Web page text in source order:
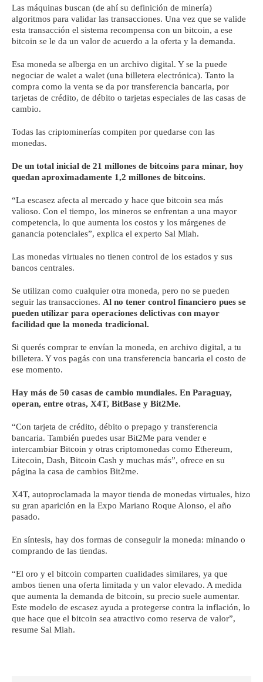
Las máquinas buscan (de ahí su definición de minería)
algoritmos para validar las transacciones. Una vez que se valide
esta transacción el sistema recompensa con un bitcoin, a ese
bitcoin se le da un valor de acuerdo a la oferta y la demanda.
Esa moneda se alberga en un archivo digital. Y se la puede
negociar de walet a walet (una billetera electrónica). Tanto la
compra como la venta se da por transferencia bancaria, por
tarjetas de crédito, de débito o tarjetas especiales de las casas de
cambio.
Todas las criptominerías compiten por quedarse con las
monedas.
De un total inicial de 21 millones de bitcoins para minar, hoy
quedan aproximadamente 1,2 millones de bitcoins.
“La escasez afecta al mercado y hace que bitcoin sea más
valioso. Con el tiempo, los mineros se enfrentan a una mayor
competencia, lo que aumenta los costos y los márgenes de
ganancia potenciales”, explica el experto Sal Miah.
Las monedas virtuales no tienen control de los estados y sus
bancos centrales.
Se utilizan como cualquier otra moneda, pero no se pueden
seguir las transacciones. Al no tener control financiero pues se
pueden utilizar para operaciones delictivas con mayor
facilidad que la moneda tradicional.
Si querés comprar te envían la moneda, en archivo digital, a tu
billetera. Y vos pagás con una transferencia bancaria el costo de
ese momento.
Hay más de 50 casas de cambio mundiales. En Paraguay,
operan, entre otras, X4T, BitBase y Bit2Me.
“Con tarjeta de crédito, débito o prepago y transferencia
bancaria. También puedes usar Bit2Me para vender e
intercambiar Bitcoin y otras criptomonedas como Ethereum,
Litecoin, Dash, Bitcoin Cash y muchas más”, ofrece en su
página la casa de cambios Bit2me.
X4T, autoproclamada la mayor tienda de monedas virtuales, hizo
su gran aparición en la Expo Mariano Roque Alonso, el año
pasado.
En síntesis, hay dos formas de conseguir la moneda: minando o
comprando de las tiendas.
“El oro y el bitcoin comparten cualidades similares, ya que
ambos tienen una oferta limitada y un valor elevado. A medida
que aumenta la demanda de bitcoin, su precio suele aumentar.
Este modelo de escasez ayuda a protegerse contra la inflación, lo
que hace que el bitcoin sea atractivo como reserva de valor”,
resume Sal Miah.